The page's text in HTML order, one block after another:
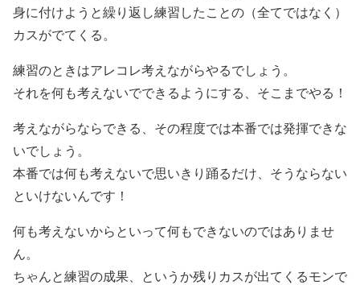
身に付けようと繰り返し練習したことの（全てではなく）
カスがでてくる。
練習のときはアレコレ考えながらやるでしょう。
それを何も考えないでできるようにする、そこまでやる！
考えながらならできる、その程度では本番では発揮できな
いでしょう。
本番では何も考えないで思いきり踊るだけ、そうならない
といけないんです！
何も考えないからといって何もできないのではありませ
ん。
ちゃんと練習の成果、というか残りカスが出てくるモンで